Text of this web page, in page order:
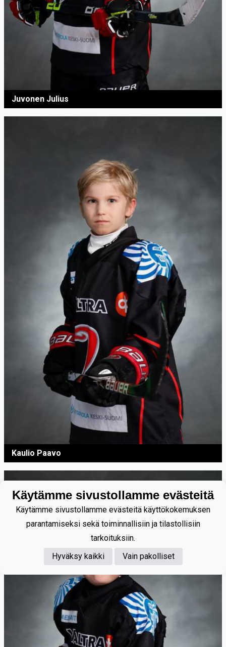
Juvonen Julius
Kaulio Paavo
Käytämme sivustollamme evästeitä
Käytämme sivustollamme evästeitä käyttökokemuksen
parantamiseksi sekä toiminnallisiin ja tilastollisiin
tarkoituksiin.
Hyväksy kaikki
Vain pakolliset